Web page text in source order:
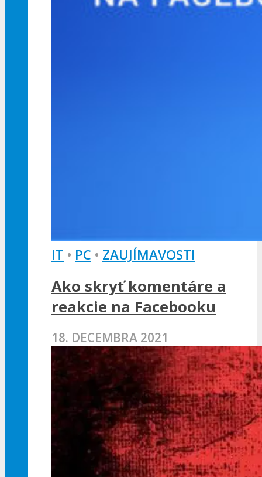
IT • PC • ZAUJÍMAVOSTI
Ako skryť komentáre a
reakcie na Facebooku
18. DECEMBRA 2021